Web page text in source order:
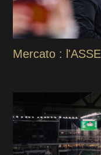
Mercato :